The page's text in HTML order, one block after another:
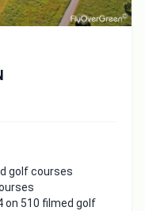
golf courses
on 510 filmed golf